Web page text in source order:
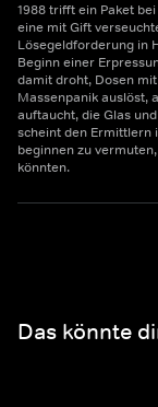
1988 trifft ein Paket
eine mit Gift
Lösegeldforderung in
Beginn einer
damit droht, Dosen
Massenpanik auslöst,
auftaucht, die Glas
scheint den Ermittlern
beginnen zu
könnten.
Das könnte